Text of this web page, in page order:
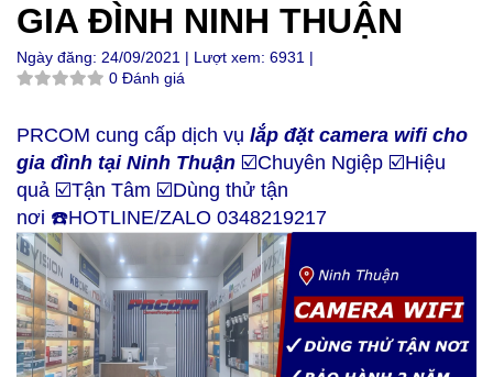
GIA ĐÌNH NINH THUẬN
Ngày đăng: 24/09/2021 | Lượt xem: 6931 |
0 Đánh giá
PRCOM cung cấp dịch vụ lắp đặt camera wifi cho
gia đình tại Ninh Thuận ☑️Chuyên Ngiệp ☑️Hiệu
quả ☑️Tận Tâm ☑️Dùng thử tận
nơi ☎️HOTLINE/ZALO 0348219217